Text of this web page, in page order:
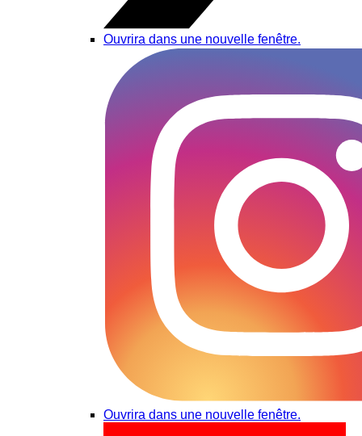
Ouvrira dans une nouvelle fenêtre.
Ouvrira dans une nouvelle fenêtre.